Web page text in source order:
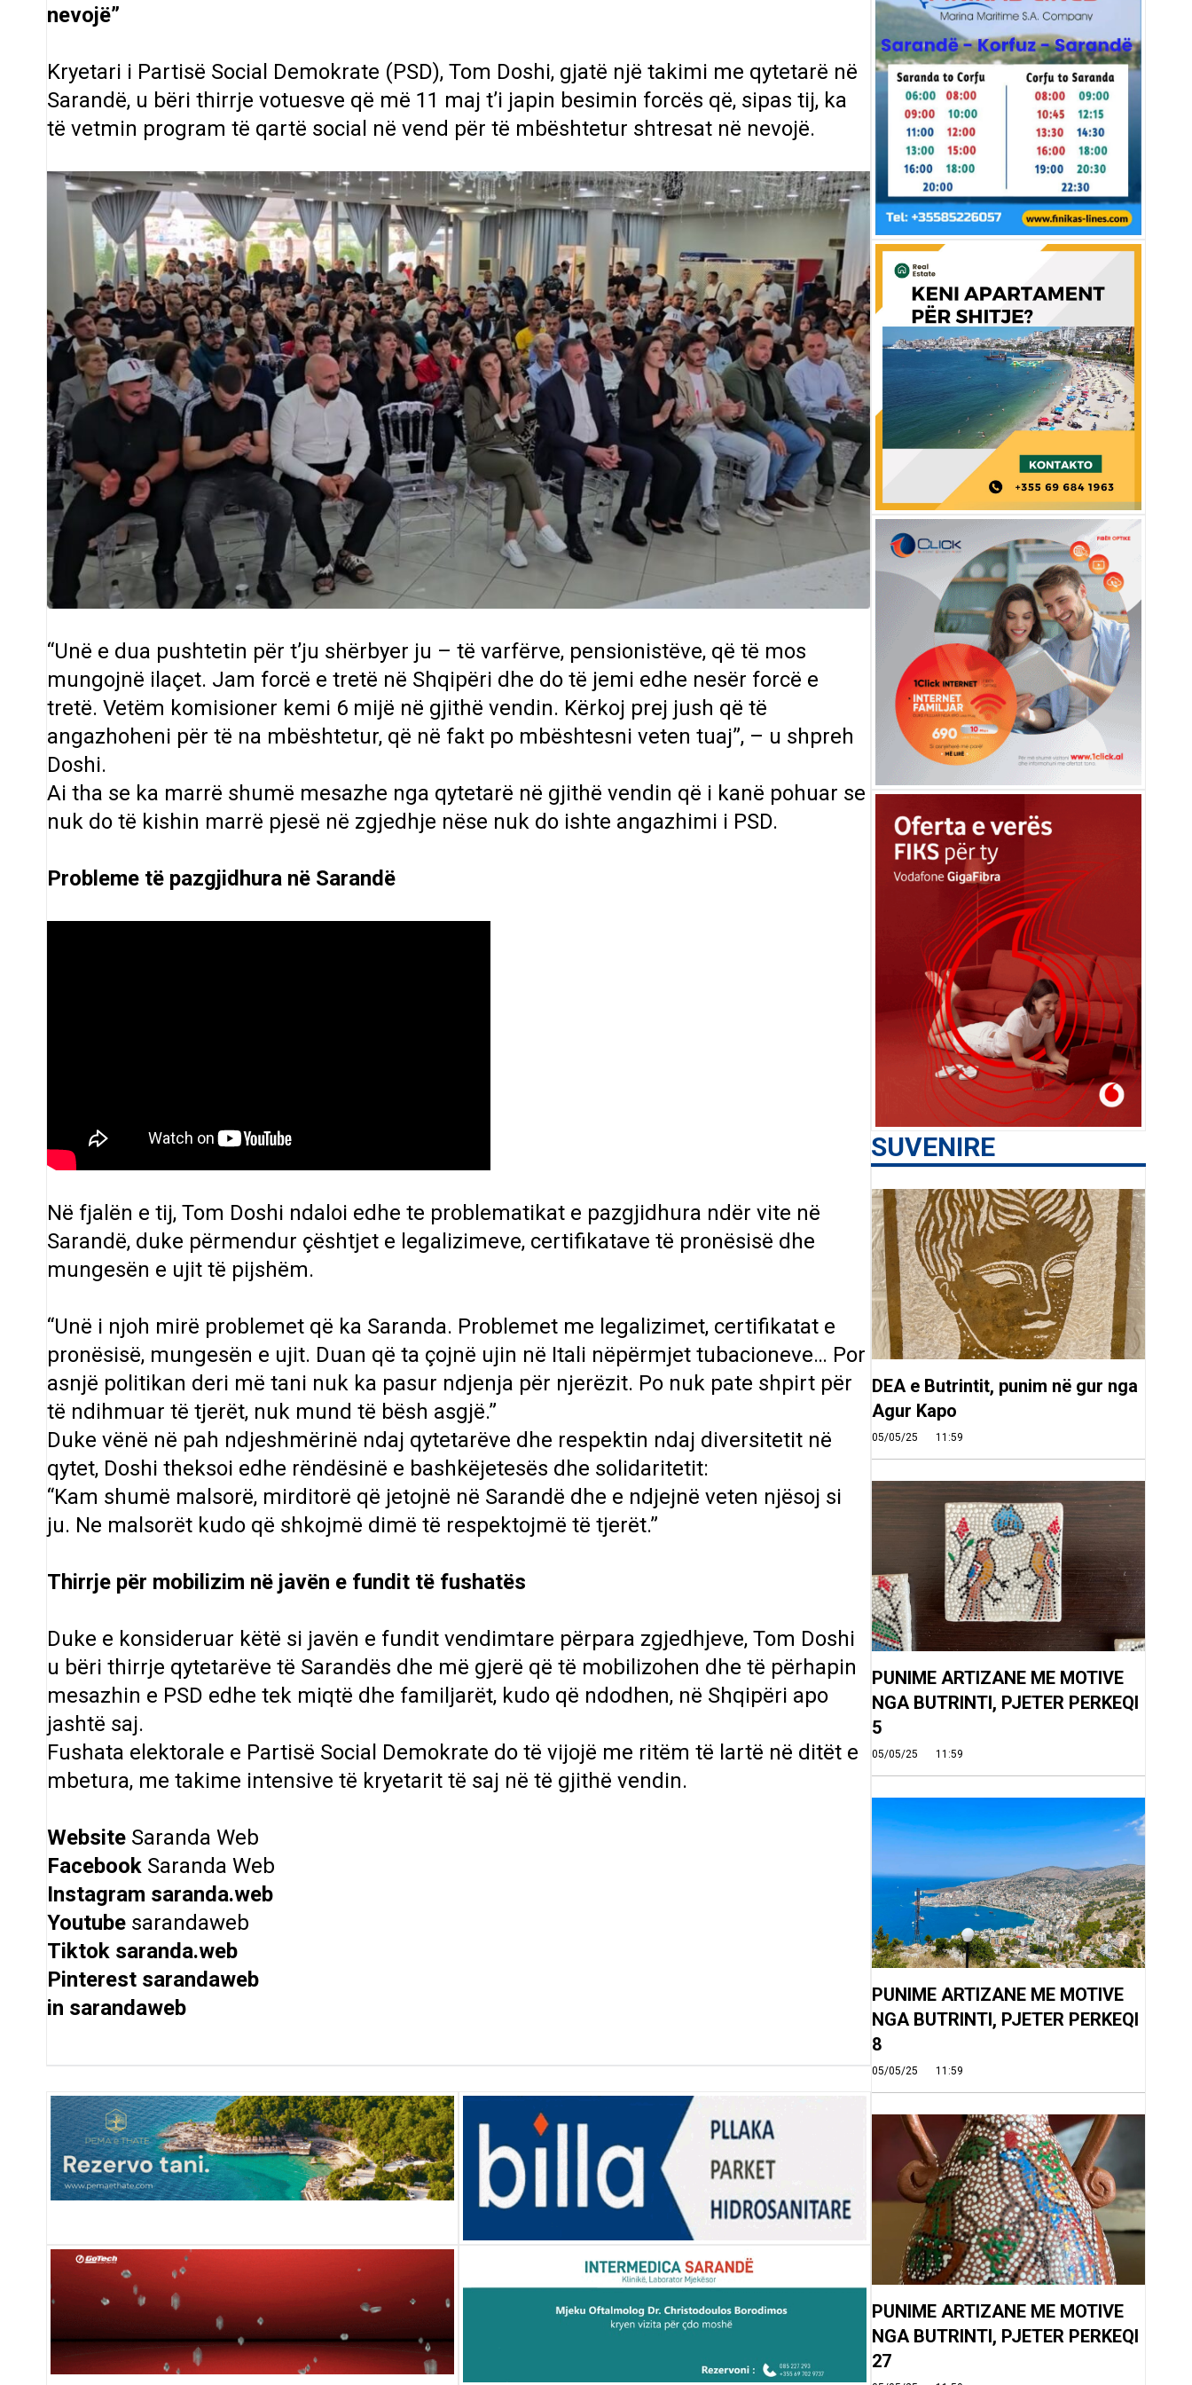
nevojë”
Kryetari i Partisë Social Demokrate (PSD), Tom Doshi, gjatë një takimi me qytetarë në
Sarandë, u bëri thirrje votuesve që më 11 maj t’i japin besimin forcës që, sipas tij, ka
të vetmin program të qartë social në vend për të mbështetur shtresat në nevojë.
“Unë e dua pushtetin për t’ju shërbyer ju – të varfërve, pensionistëve, që të mos
mungojnë ilaçet. Jam forcë e tretë në Shqipëri dhe do të jemi edhe nesër forcë e
tretë. Vetëm komisioner kemi 6 mijë në gjithë vendin. Kërkoj prej jush që të
angazhoheni për të na mbështetur, që në fakt po mbështesni veten tuaj”, – u shpreh
Doshi.
Ai tha se ka marrë shumë mesazhe nga qytetarë në gjithë vendin që i kanë pohuar se
nuk do të kishin marrë pjesë në zgjedhje nëse nuk do ishte angazhimi i PSD.
Probleme të pazgjidhura në Sarandë
Në fjalën e tij, Tom Doshi ndaloi edhe te problematikat e pazgjidhura ndër vite në
Sarandë, duke përmendur çështjet e legalizimeve, certifikatave të pronësisë dhe
mungesën e ujit të pijshëm.
“Unë i njoh mirë problemet që ka Saranda. Problemet me legalizimet, certifikatat e
pronësisë, mungesën e ujit. Duan që ta çojnë ujin në Itali nëpërmjet tubacioneve… Por
asnjë politikan deri më tani nuk ka pasur ndjenja për njerëzit. Po nuk pate shpirt për
të ndihmuar të tjerët, nuk mund të bësh asgjë.”
Duke vënë në pah ndjeshmërinë ndaj qytetarëve dhe respektin ndaj diversitetit në
qytet, Doshi theksoi edhe rëndësinë e bashkëjetesës dhe solidaritetit:
“Kam shumë malsorë, mirditorë që jetojnë në Sarandë dhe e ndjejnë veten njësoj si
ju. Ne malsorët kudo që shkojmë dimë të respektojmë të tjerët.”
Thirrje për mobilizim në javën e fundit të fushatës
Duke e konsideruar këtë si javën e fundit vendimtare përpara zgjedhjeve, Tom Doshi
u bëri thirrje qytetarëve të Sarandës dhe më gjerë që të mobilizohen dhe të përhapin
mesazhin e PSD edhe tek miqtë dhe familjarët, kudo që ndodhen, në Shqipëri apo
jashtë saj.
Fushata elektorale e Partisë Social Demokrate do të vijojë me ritëm të lartë në ditët e
mbetura, me takime intensive të kryetarit të saj në të gjithë vendin.
Website Saranda Web
Facebook Saranda Web
Instagram saranda.web
Youtube sarandaweb
Tiktok saranda.web
Pinterest sarandaweb
in sarandaweb
SUVENIRE
DEA e Butrintit, punim në gur nga
Agur Kapo
05/05/25 11:59
PUNIME ARTIZANE ME MOTIVE
NGA BUTRINTI, PJETER PERKEQI
5
05/05/25 11:59
PUNIME ARTIZANE ME MOTIVE
NGA BUTRINTI, PJETER PERKEQI
8
05/05/25 11:59
PUNIME ARTIZANE ME MOTIVE
NGA BUTRINTI, PJETER PERKEQI
27